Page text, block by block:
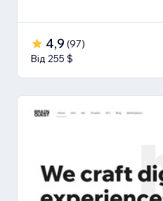
4,9 (97)
Від 255 $